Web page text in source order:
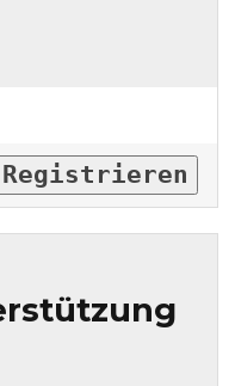
Registrieren